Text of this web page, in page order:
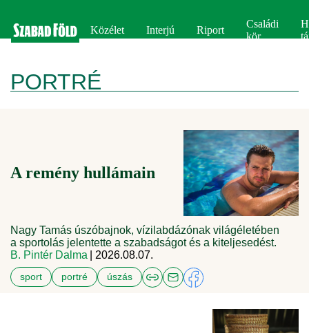
Közélet Interjú Riport
Családi
kör
PORTRÉ
A remény hullámain
Nagy Tamás úszóbajnok, vízilabdázónak világéletében
a sportolás jelentette a szabadságot és a kiteljesedést.
B. Pintér Dalma
| 2026.08.07.
sport portré úszás